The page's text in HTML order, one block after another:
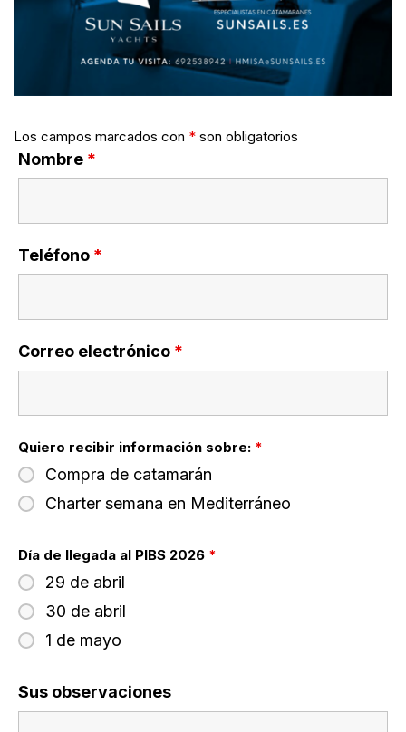
Los campos marcados con * son obligatorios
Nombre *
Teléfono *
Correo electrónico *
Quiero recibir información sobre: *
Compra de catamarán
Charter semana en Mediterráneo
Día de llegada al PIBS 2026 *
29 de abril
30 de abril
1 de mayo
Sus observaciones